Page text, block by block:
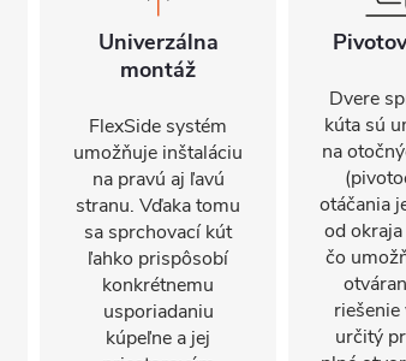
Univerzálna
montáž
FlexSide systém
umožňuje inštaláciu
na pravú aj ľavú
stranu. Vďaka tomu
sa sprchovací kút
ľahko prispôsobí
konkrétnemu
usporiadaniu
kúpeľne a jej
Dvere
kúta sú
na
otáčania
od
čo
určitý